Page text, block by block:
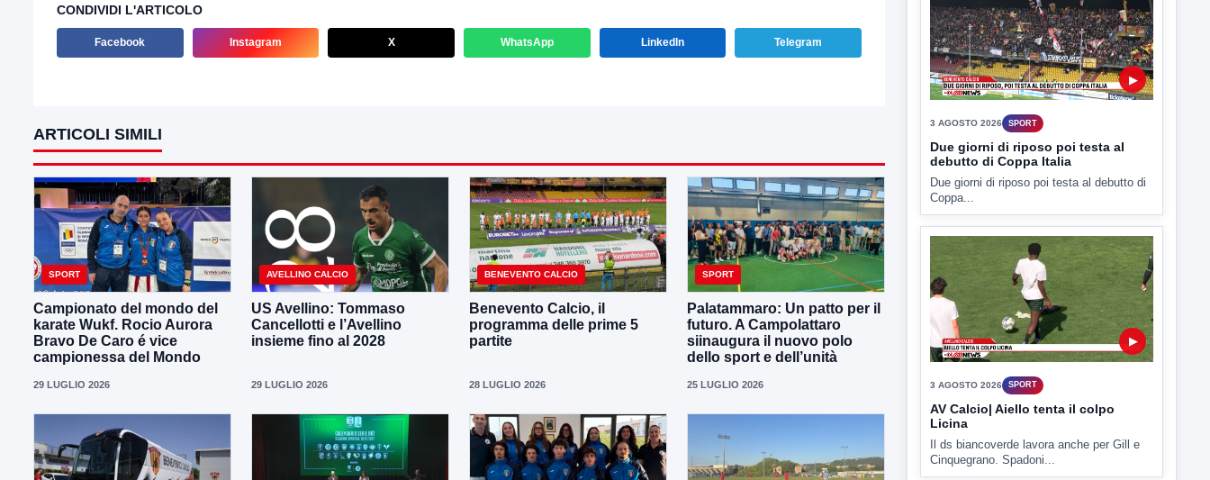
CONDIVIDI L'ARTICOLO
Facebook Instagram X WhatsApp LinkedIn Telegram
ARTICOLI SIMILI
SPORT
Campionato del mondo del
karate Wukf. Rocio Aurora
Bravo De Caro é vice
campionessa del Mondo
29 LUGLIO 2026
AVELLINO CALCIO
US Avellino: Tommaso
Cancellotti e l’Avellino
insieme fino al 2028
29 LUGLIO 2026
BENEVENTO CALCIO
Benevento Calcio, il
programma delle prime 5
partite
28 LUGLIO 2026
SPORT
Palatammaro: Un patto per il
futuro. A Campolattaro
siinaugura il nuovo polo
dello sport e dell’unità
25 LUGLIO 2026
▶
3 AGOSTO 2026 SPORT
Due giorni di riposo poi testa al
debutto di Coppa Italia
Due giorni di riposo poi testa al debutto di
Coppa...
▶
3 AGOSTO 2026 SPORT
AV Calcio| Aiello tenta il colpo
Licina
Il ds biancoverde lavora anche per Gill e
Cinquegrano. Spadoni...